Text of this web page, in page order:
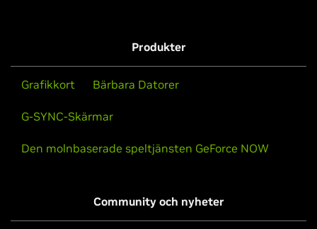
Produkter
Grafikkort Bärbara Datorer
G-SYNC-Skärmar
Den molnbaserade speltjänsten GeForce NOW
Community och nyheter